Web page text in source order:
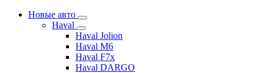
Новые авто
Haval
Haval Jolion
Haval M6
Haval F7x
Haval DARGO